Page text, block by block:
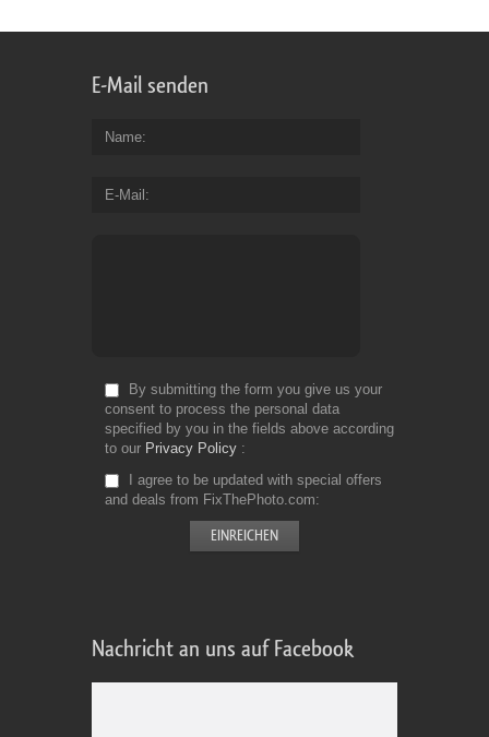
E-Mail senden
Name
E-Mail
By submitting the form you give us your
consent to process the personal data
specified by you in the fields above according
to our Privacy Policy
I agree to be updated with special offers
and deals from FixThePhoto.com
Nachricht an uns auf Facebook